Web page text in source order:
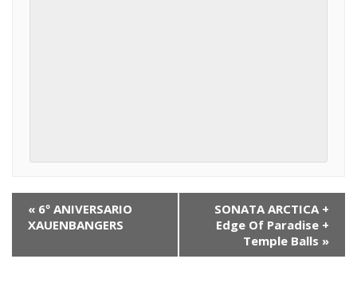
v
« 6º ANIVERSARIO
XAUENBANGERS
SONATA ARCTICA +
Edge Of Paradise +
Temple Balls »